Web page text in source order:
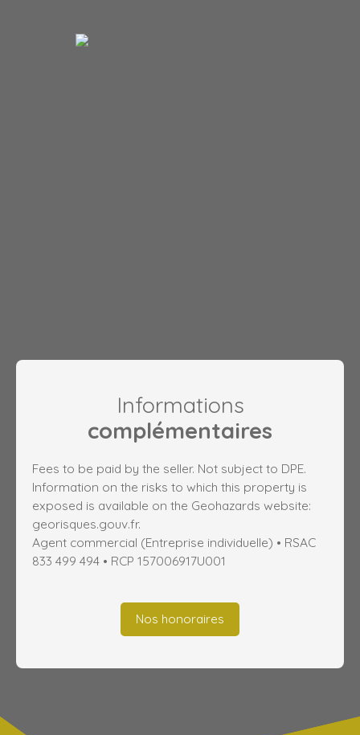
Informations
complémentaires
Fees to be paid by the seller. Not subject to DPE.
Information on the risks to which this property is
exposed is available on the Geohazards website:
georisques.gouv.fr.
Agent commercial (Entreprise individuelle) • RSAC
833 499 494 • RCP 157006917U001
Nos honoraires